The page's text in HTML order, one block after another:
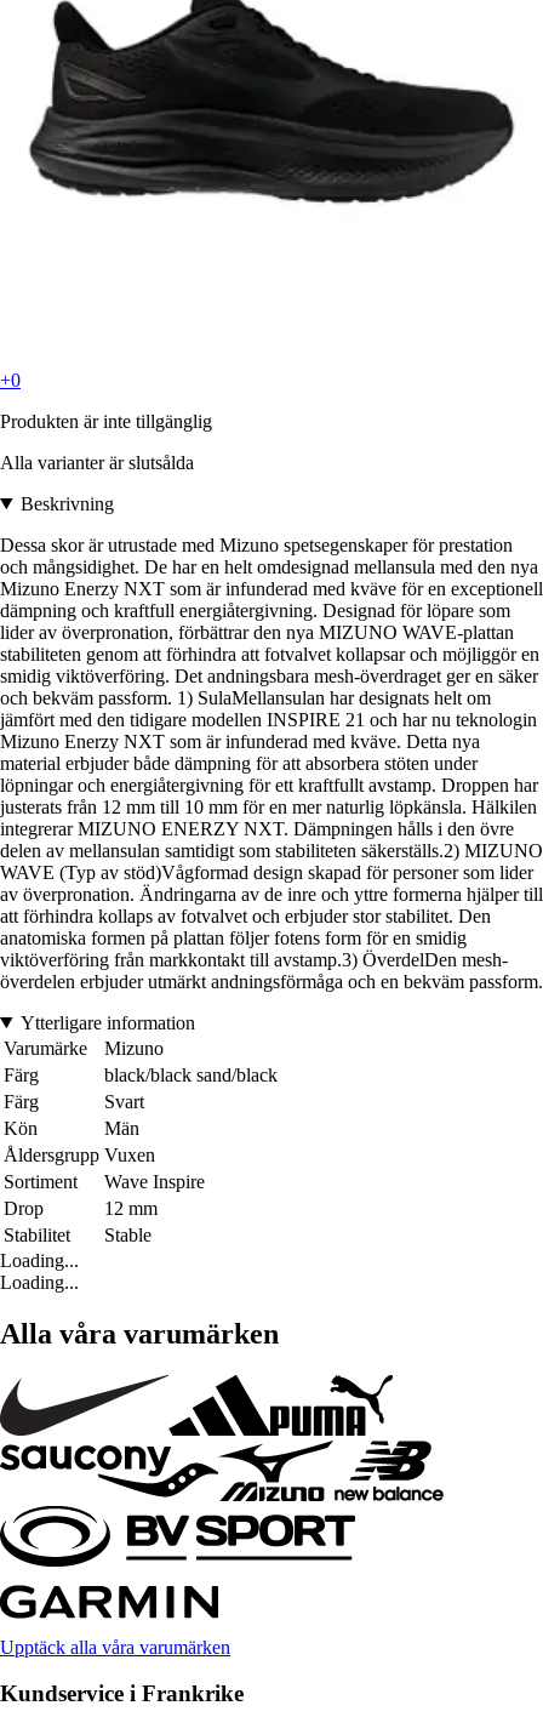
+0
Produkten är inte tillgänglig
Alla varianter är slutsålda
Beskrivning
Dessa skor är utrustade med Mizuno spetsegenskaper för prestation
och mångsidighet. De har en helt omdesignad mellansula med den nya
Mizuno Enerzy NXT som är infunderad med kväve för en exceptionell
dämpning och kraftfull energiåtergivning. Designad för löpare som
lider av överpronation, förbättrar den nya MIZUNO WAVE-plattan
stabiliteten genom att förhindra att fotvalvet kollapsar och möjliggör en
smidig viktöverföring. Det andningsbara mesh-överdraget ger en säker
och bekväm passform. 1) SulaMellansulan har designats helt om
jämfört med den tidigare modellen INSPIRE 21 och har nu teknologin
Mizuno Enerzy NXT som är infunderad med kväve. Detta nya
material erbjuder både dämpning för att absorbera stöten under
löpningar och energiåtergivning för ett kraftfullt avstamp. Droppen har
justerats från 12 mm till 10 mm för en mer naturlig löpkänsla. Hälkilen
integrerar MIZUNO ENERZY NXT. Dämpningen hålls i den övre
delen av mellansulan samtidigt som stabiliteten säkerställs.2) MIZUNO
WAVE (Typ av stöd)Vågformad design skapad för personer som lider
av överpronation. Ändringarna av de inre och yttre formerna hjälper till
att förhindra kollaps av fotvalvet och erbjuder stor stabilitet. Den
anatomiska formen på plattan följer fotens form för en smidig
viktöverföring från markkontakt till avstamp.3) ÖverdelDen mesh-
överdelen erbjuder utmärkt andningsförmåga och en bekväm passform.
Ytterligare information
Varumärke
Mizuno
Färg
black/black sand/black
Färg
Svart
Kön
Män
Åldersgrupp Vuxen
Sortiment
Wave Inspire
Drop
12 mm
Stabilitet
Stable
Loading...
Loading...
Alla våra varumärken
Upptäck alla våra varumärken
Kundservice i Frankrike